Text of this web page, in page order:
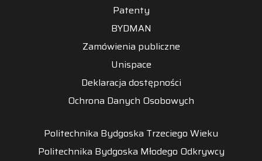
Patenty
BYDMAN
Zamówienia publiczne
Unispace
Deklaracja dostępności
Ochrona Danych Osobowych
Politechnika Bydgoska Trzeciego Wieku
Politechnika Bydgoska Młodego Odkrywcy